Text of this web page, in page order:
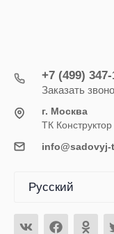
+7 (499) 347-
Заказать
г. Москва
ТК
info@sadovyj-